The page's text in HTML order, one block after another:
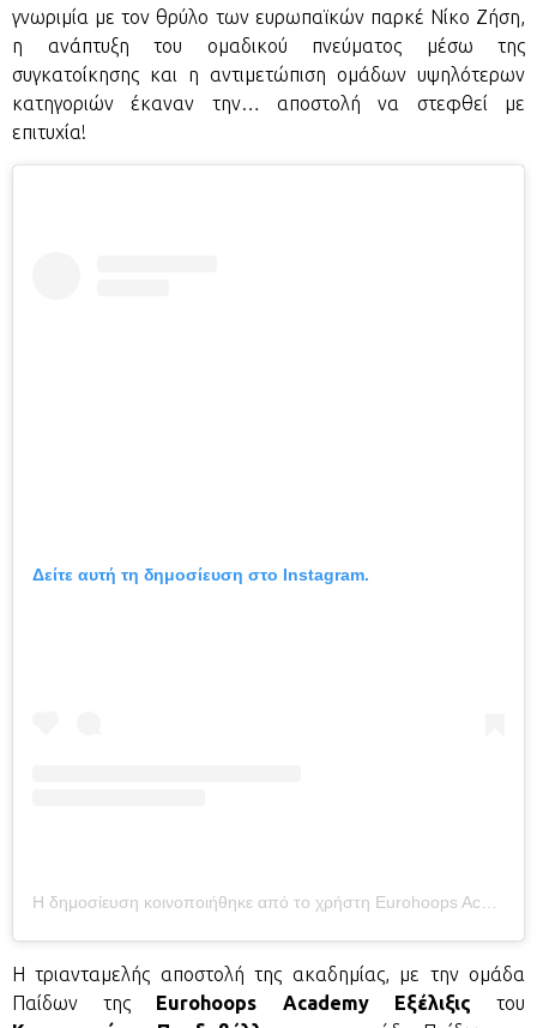
γνωριμία με τον θρύλο των ευρωπαϊκών παρκέ Νίκο Ζήση,
η ανάπτυξη του ομαδικού πνεύματος μέσω της
συγκατοίκησης και η αντιμετώπιση ομάδων υψηλότερων
κατηγοριών έκαναν την… αποστολή να στεφθεί με
επιτυχία!
Δείτε αυτή τη δημοσίευση στο Instagram.
Η τριανταμελής αποστολή της ακαδημίας, με την ομάδα
Παίδων της Eurohoops Academy Εξέλιξις του